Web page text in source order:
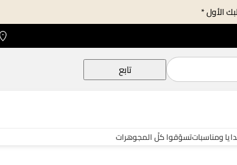
تابع
ومناسباتتسوّقوا كلّ المجوهرات